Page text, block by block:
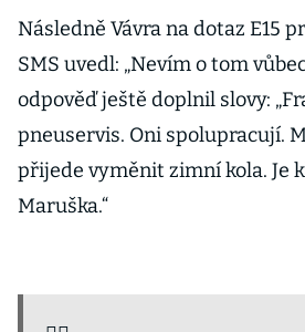
Následně Vávra na dotaz E15
SMS uvedl: „Nevím o tom
odpověď ještě doplnil slovy:
pneuservis. Oni spolupracují.
přijede vyměnit zimní kola. Je
Maruška.“